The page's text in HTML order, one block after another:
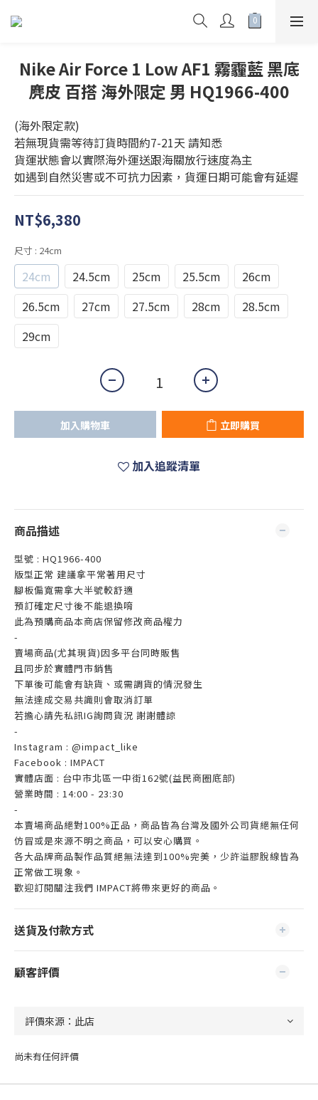
Nike Air Force 1 Low AF1 霧霾藍 黑底
麂皮 百搭 海外限定 男 HQ1966-400
(海外限定款)
若無現貨需等待訂貨時間約7-21天 請知悉
貨運狀態會以實際海外運送跟海關放行速度為主
如遇到自然災害或不可抗力因素，貨運日期可能會有延遲
NT$6,380
尺寸 : 24cm
24cm 24.5cm 25cm 25.5cm
26cm
26.5cm
27cm 27.5cm 28cm
28.5cm
29cm
加入購物車 立即購買
加入追蹤清單
商品描述
型號 : HQ1966-400
版型正常 建議拿平常著用尺寸
腳板偏寬需拿大半號較舒適
預訂確定尺寸後不能退換唷
此為預購商品本商店保留修改商品權力
-
賣場商品(尤其現貨)因多平台同時販售
且同步於實體門市銷售
下單後可能會有缺貨、或需調貨的情況發生
無法達成交易共識則會取消訂單
若擔心請先私訊IG詢問貨況 謝謝體諒
-
Instagram : @impact_like
Facebook : IMPACT
實體店面 : 台中市北區一中街162號(益民商圈底部)
營業時間 : 14:00 - 23:30
-
本賣場商品絕對100%正品，商品皆為台灣及國外公司貨絕無任何
仿冒或是來源不明之商品，可以安心購買。
各大品牌商品製作品質絕無法達到100%完美，少許溢膠脫線皆為
正常做工現象。
歡迎訂閱關注我們 IMPACT將帶來更好的商品。
送貨及付款方式
顧客評價
尚未有任何評價